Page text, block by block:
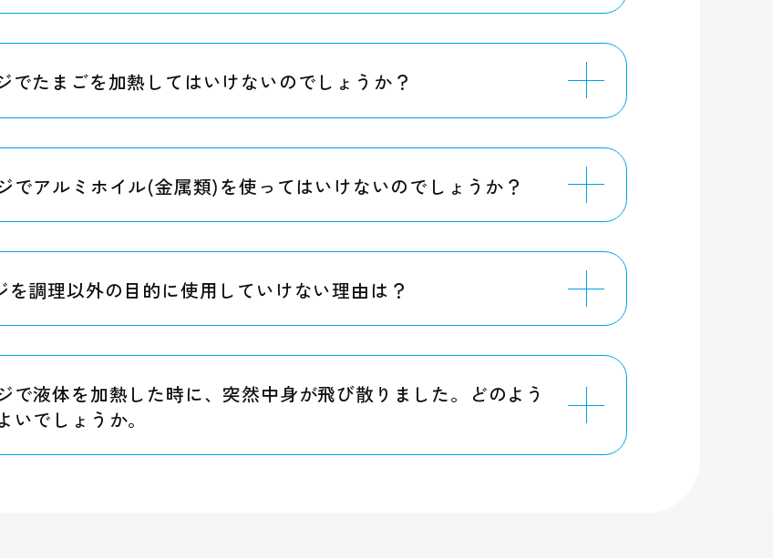
でたまごを加熱してはいけないのでしょうか？
でアルミホイル(金属類)を使ってはいけないのでしょうか？
を調理以外の目的に使用していけない理由は？
で液体を加熱した時に、突然中身が飛び散りました。どのよう
いでしょうか。